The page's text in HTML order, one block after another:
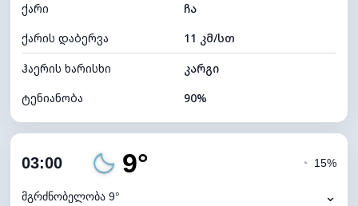
განათების ინდექსი 0 (ბნელი)
ღრუბლის სიმაღლე 11280 მ
ქარი
ჩა
ქარის დაბერვა
11 კმ/სთ
ჰაერის ხარისხი
კარგი
ტენიანობა
90%
ღრუბლიანობა
ნამის წერტილი
03:00 9°
მგრძნობელობა 9°
◔ 15%
⌄